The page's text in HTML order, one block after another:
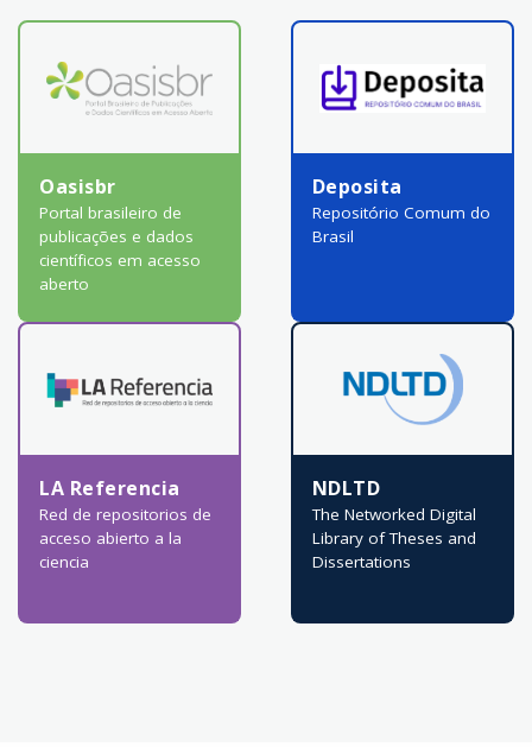
Oasisbr
Portal brasileiro de
publicações e dados
científicos em acesso
aberto
Deposita
Repositório Comum do
Brasil
LA Referencia
Red de repositorios de
acceso abierto a la
ciencia
NDLTD
The Networked Digital
Library of Theses and
Dissertations